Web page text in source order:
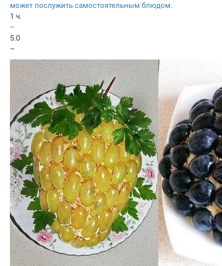
может послужить самостоятельным блюдом.
1 ч.
–
5.0
–